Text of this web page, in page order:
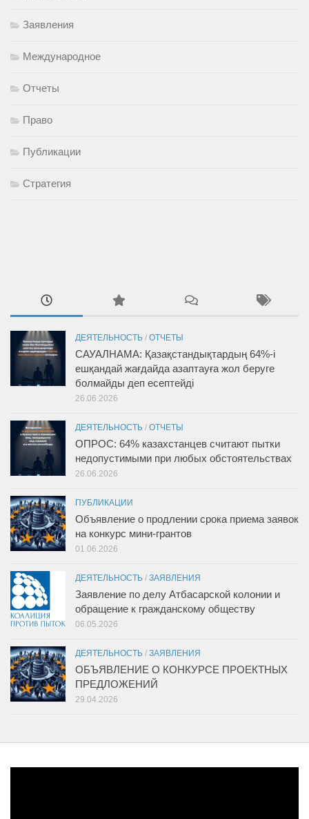
Заявления
Международное
Отчеты
Право
Публикации
Стратегия
ДЕЯТЕЛЬНОСТЬ / ОТЧЕТЫ
САУАЛНАМА: Қазақстандықтардың 64%-і
ешқандай жағдайда азаптауға жол беруге
болмайды деп есептейді
26.06.2026
ДЕЯТЕЛЬНОСТЬ / ОТЧЕТЫ
ОПРОС: 64% казахстанцев считают пытки
недопустимыми при любых обстоятельствах
26.06.2026
ПУБЛИКАЦИИ
Объявление о продлении срока приема заявок
на конкурс мини-грантов
01.06.2026
ДЕЯТЕЛЬНОСТЬ / ЗАЯВЛЕНИЯ
Заявление по делу Атбасарской колонии и
обращение к гражданскому обществу
06.05.2026
ДЕЯТЕЛЬНОСТЬ / ЗАЯВЛЕНИЯ
ОБЪЯВЛЕНИЕ О КОНКУРСЕ ПРОЕКТНЫХ
ПРЕДЛОЖЕНИЙ
29.04.2026